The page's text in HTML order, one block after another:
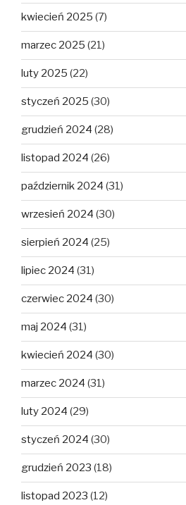
kwiecień 2025 (7)
marzec 2025 (21)
luty 2025 (22)
styczeń 2025 (30)
grudzień 2024 (28)
listopad 2024 (26)
październik 2024 (31)
wrzesień 2024 (30)
sierpień 2024 (25)
lipiec 2024 (31)
czerwiec 2024 (30)
maj 2024 (31)
kwiecień 2024 (30)
marzec 2024 (31)
luty 2024 (29)
styczeń 2024 (30)
grudzień 2023 (18)
listopad 2023 (12)